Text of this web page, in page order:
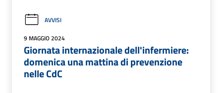
AVVISI
9 MAGGIO 2024
Giornata internazionale dell'infermiere:
domenica una mattina di prevenzione
nelle CdC